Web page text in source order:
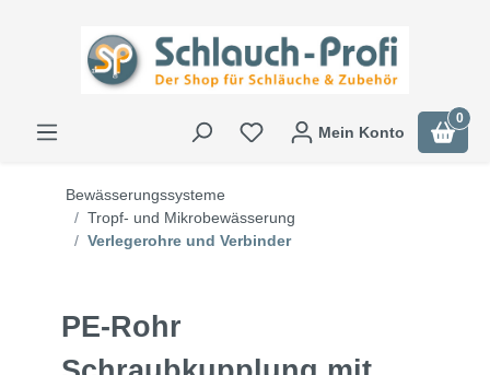
Mein Konto
0
Bewässerungssysteme
Tropf- und Mikrobewässerung
Verlegerohre und Verbinder
PE-Rohr